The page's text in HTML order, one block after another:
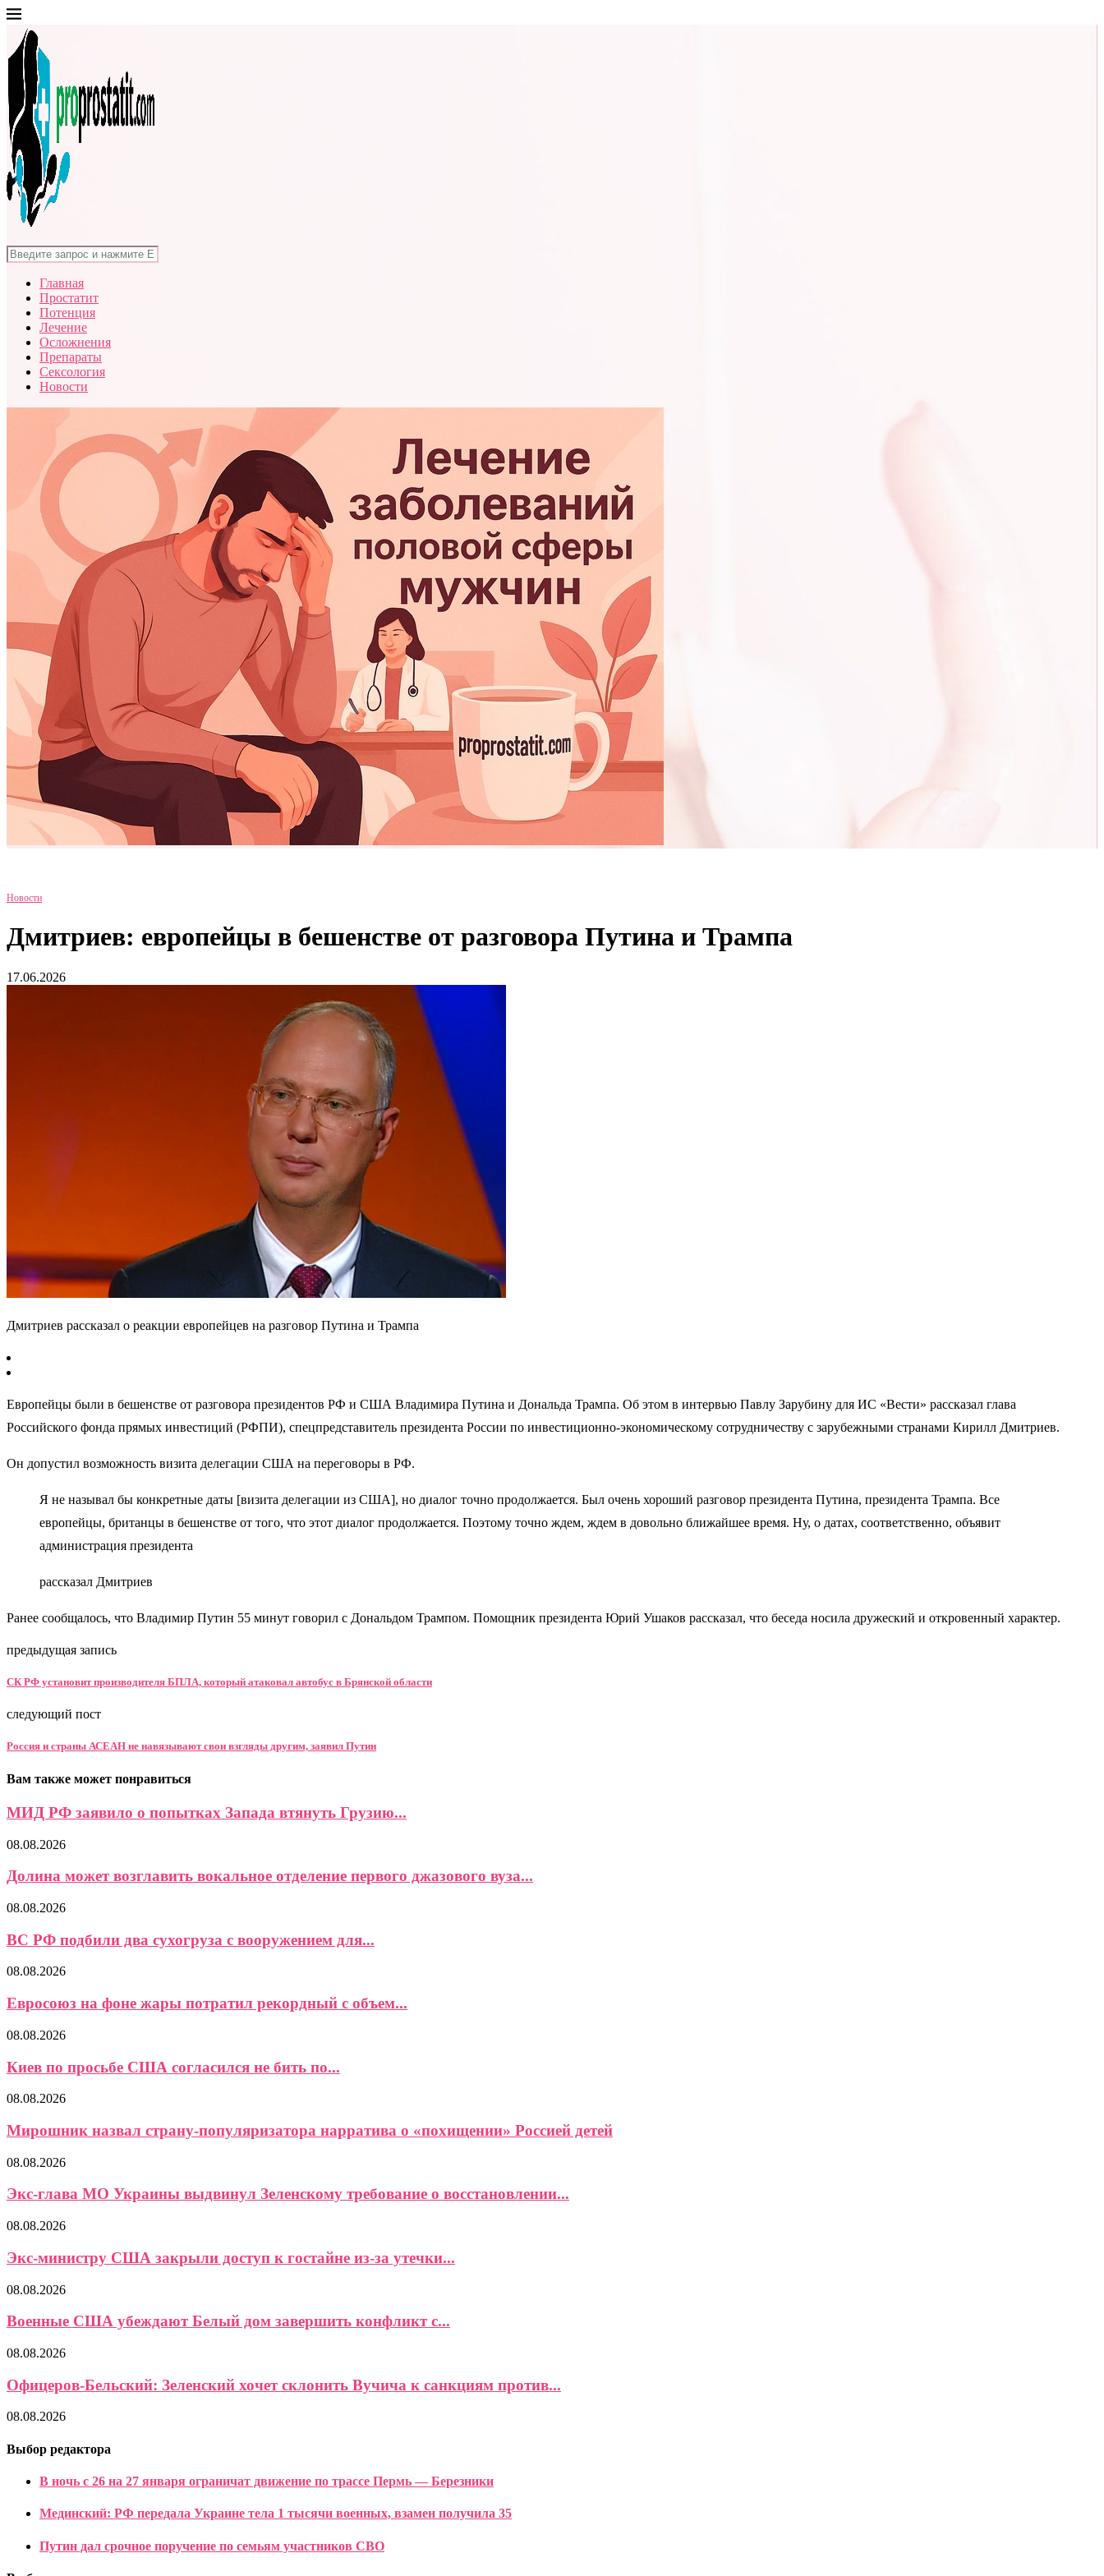
Главная
Простатит
Потенция
Лечение
Осложнения
Препараты
Сексология
Новости
Новости
Дмитриев: европейцы в бешенстве от разговора Путина и Трампа
17.06.2026
Дмитриев рассказал о реакции европейцев на разговор Путина и Трампа
Европейцы были в бешенстве от разговора президентов РФ и США Владимира Путина и Дональда Трампа. Об этом в интервью Павлу Зарубину для ИС «Вести» рассказал глава
Российского фонда прямых инвестиций (РФПИ), спецпредставитель президента России по инвестиционно-экономическому сотрудничеству с зарубежными странами Кирилл Дмитриев.
Он допустил возможность визита делегации США на переговоры в РФ.
Я не называл бы конкретные даты [визита делегации из США], но диалог точно продолжается. Был очень хороший разговор президента Путина, президента Трампа. Все
европейцы, британцы в бешенстве от того, что этот диалог продолжается. Поэтому точно ждем, ждем в довольно ближайшее время. Ну, о датах, соответственно, объявит
администрация президента
рассказал Дмитриев
Ранее сообщалось, что Владимир Путин 55 минут говорил с Дональдом Трампом. Помощник президента Юрий Ушаков рассказал, что беседа носила дружеский и откровенный характер.
предыдущая запись
СК РФ установит производителя БПЛА, который атаковал автобус в Брянской области
следующий пост
Россия и страны АСЕАН не навязывают свои взгляды другим, заявил Путин
Вам также может понравиться
МИД РФ заявило о попытках Запада втянуть Грузию...
08.08.2026
Долина может возглавить вокальное отделение первого джазового вуза...
08.08.2026
ВС РФ подбили два сухогруза с вооружением для...
08.08.2026
Евросоюз на фоне жары потратил рекордный с объем...
08.08.2026
Киев по просьбе США согласился не бить по...
08.08.2026
Мирошник назвал страну-популяризатора нарратива о «похищении» Россией детей
08.08.2026
Экс-глава МО Украины выдвинул Зеленскому требование о восстановлении...
08.08.2026
Экс-министру США закрыли доступ к гостайне из-за утечки...
08.08.2026
Военные США убеждают Белый дом завершить конфликт с...
08.08.2026
Офицеров-Бельский: Зеленский хочет склонить Вучича к санкциям против...
08.08.2026
Выбор редактора
В ночь с 26 на 27 января ограничат движение по трассе Пермь — Березники
Мединский: РФ передала Украине тела 1 тысячи военных, взамен получила 35
Путин дал срочное поручение по семьям участников СВО